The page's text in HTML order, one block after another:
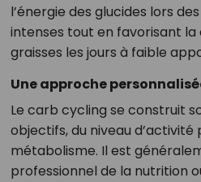
l’énergie des glucides lors
intenses tout en favorisant la
graisses les jours à faible
Une approche
Le carb cycling se construit
objectifs, du niveau d’activité
métabolisme. Il est
professionnel de la nutrition